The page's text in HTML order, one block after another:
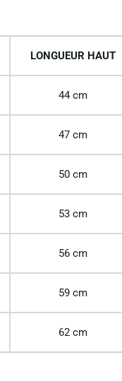
LONGUEUR HAUT
44 cm
47 cm
50 cm
53 cm
56 cm
59 cm
62 cm